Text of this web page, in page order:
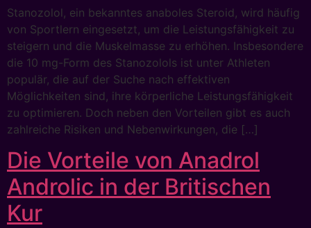
Stanozolol, ein bekanntes anaboles Steroid, wird häufig
von Sportlern eingesetzt, um die Leistungsfähigkeit zu
steigern und die Muskelmasse zu erhöhen. Insbesondere
die 10 mg-Form des Stanozolols ist unter Athleten
populär, die auf der Suche nach effektiven
Möglichkeiten sind, ihre körperliche Leistungsfähigkeit
zu optimieren. Doch neben den Vorteilen gibt es auch
zahlreiche Risiken und Nebenwirkungen, die […]
Die Vorteile von Anadrol
Androlic in der Britischen
Kur